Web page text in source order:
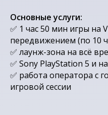
Основные услуги:
✅ 1 час 50 мин игры на
передвижением (по 10
✅ лаунж-зона на всё
✅ Sony PlayStation 5 и
✅ работа оператора с
игровой сессии